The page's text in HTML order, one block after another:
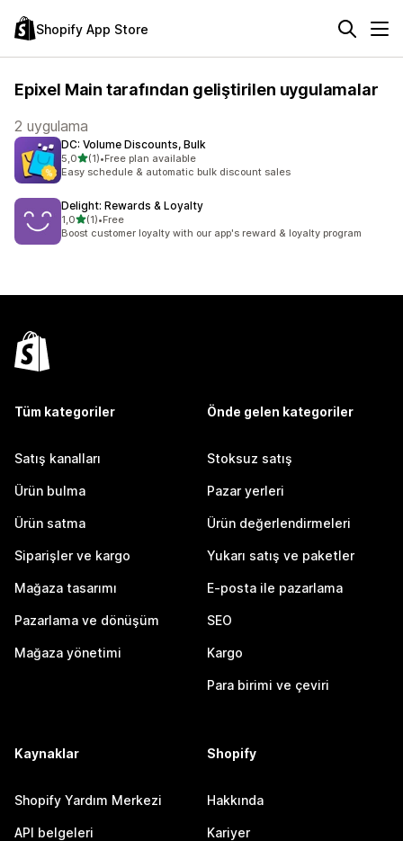
Shopify App Store
Epixel Main tarafından geliştirilen uygulamalar
2 uygulama
DC: Volume Discounts, Bulk
5,05 yıldız üzerinden
(1)
toplam 1 değerlendirme
•Free plan available
Easy schedule & automatic bulk discount sales
Delight: Rewards & Loyalty
1,05 yıldız üzerinden
(1)
toplam 1 değerlendirme
•Free
Boost customer loyalty with our app's reward & loyalty program
Tüm kategoriler
Satış kanalları
Ürün bulma
Ürün satma
Siparişler ve kargo
Mağaza tasarımı
Pazarlama ve dönüşüm
Mağaza yönetimi
Önde gelen kategoriler
Stoksuz satış
Pazar yerleri
Ürün değerlendirmeleri
Yukarı satış ve paketler
E-posta ile pazarlama
SEO
Kargo
Para birimi ve çeviri
Kaynaklar
Shopify Yardım Merkezi
API belgeleri
Shopify
Hakkında
Kariyer